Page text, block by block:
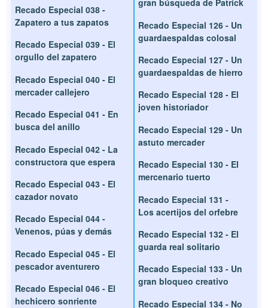
Recado Especial 038 -
Zapatero a tus zapatos
Recado Especial 039 - El
orgullo del zapatero
Recado Especial 040 - El
mercader callejero
Recado Especial 041 - En
busca del anillo
Recado Especial 042 - La
constructora que espera
Recado Especial 043 - El
cazador novato
Recado Especial 044 -
Venenos, púas y demás
Recado Especial 045 - El
pescador aventurero
Recado Especial 046 - El
hechicero sonriente
gran búsqueda de Patrick
Recado Especial 126 - Un
guardaespaldas colosal
Recado Especial 127 - Un
guardaespaldas de hierro
Recado Especial 128 - El
joven historiador
Recado Especial 129 - Un
astuto mercader
Recado Especial 130 - El
mercenario tuerto
Recado Especial 131 -
Los acertijos del orfebre
Recado Especial 132 - El
guarda real solitario
Recado Especial 133 - Un
gran bloqueo creativo
Recado Especial 134 - No